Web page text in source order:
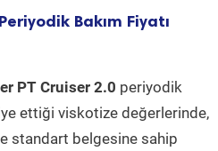
Bakım Fiyatı
PT Cruiser 2.0 periyodik
ettiği viskotize değerlerinde,
standart belgesine sahip